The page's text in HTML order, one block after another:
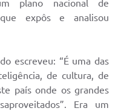
plano nacional de
expôs e analisou
escreveu: “É uma das
de cultura, de
país onde os grandes
Era um